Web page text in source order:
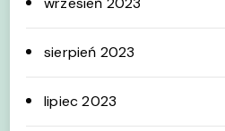
sierpień 2023
lipiec 2023